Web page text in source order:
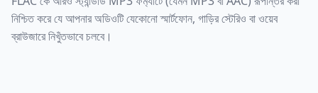
নিশ্চিত করে যে আপনার অডিওটি যেকোনো স্মার্টফোন, গাড়ির স্টেরিও বা ওয়েব
ব্রাউজারে নিখুঁতভাবে চলবে।